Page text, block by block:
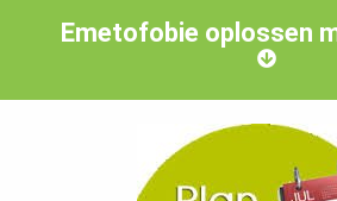
Emetofobie oplossen